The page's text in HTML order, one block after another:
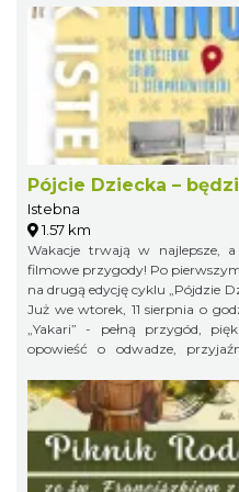
Pójcie Dziecka –
Istebna
1.57 km
Wakacje trwają w najlepsze,
filmowe przygody! Po pierwszym, lipcowym spotkaniu zapraszamy
na drugą edycję cyklu „Pójdzie
Już we wtorek, 11 sierpnia o
„Yakari” - pełną przygód,
opowieść o odwadze,
wakacyjny czas w gronie
Zapraszamy na bajkę i...
będzie czekał kinowy poczęstunek. Gminny Ośrodek
Istebnej 11 sierpnia (wtorek) godz. 18.00 Wstęp
zapisy pod numerem telefonu: 791 452
ograniczona, dlatego